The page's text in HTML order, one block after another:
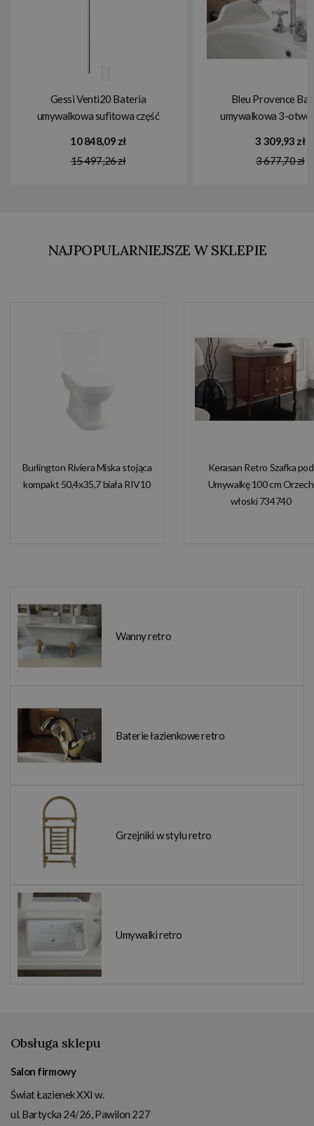
Gessi Venti20 Bateria
umywalkowa sufitowa część
10 848,09 zł
15 497,26 zł
Bleu Provence
umywalkowa 3-
3 309,93 zł
3 677,70 zł
NAJPOPULARNIEJSZE W SKLEPIE
Burlington Riviera Miska stojąca
kompakt 50,4x35,7 biała RIV10
Kerasan Retro Szafka pod
Umywalkę 100 cm Orzech
włoski 734740
Wanny retro
Baterie łazienkowe retro
Grzejniki w stylu retro
Umywalki retro
Obsługa sklepu
Salon firmowy
Świat Łazienek XXI w.
ul. Bartycka 24/26, Pawilon 227